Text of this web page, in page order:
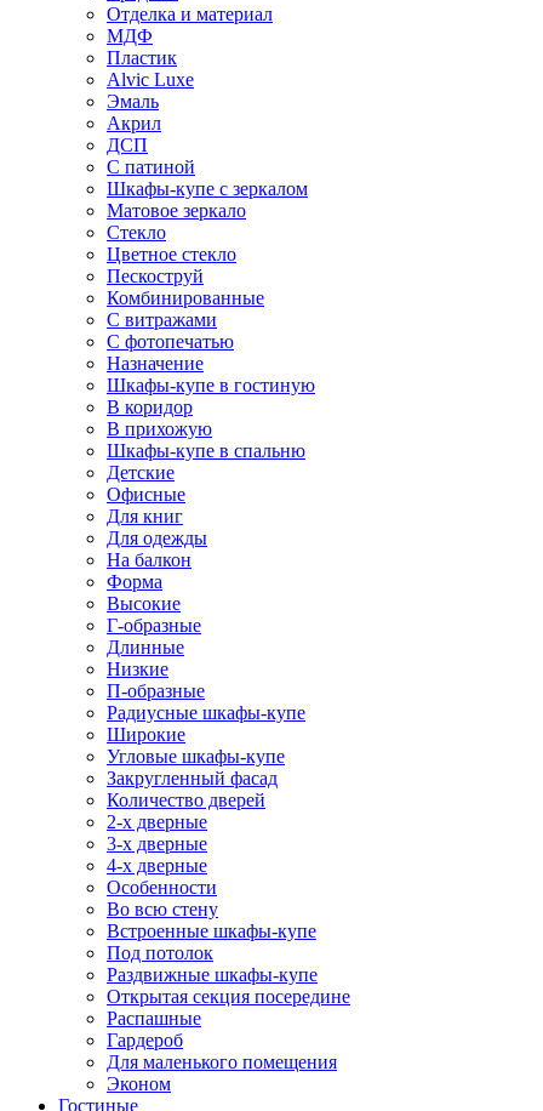
Отделка и материал
МДФ
Пластик
Alvic Luxe
Эмаль
Акрил
ДСП
С патиной
Шкафы-купе с зеркалом
Матовое зеркало
Стекло
Цветное стекло
Пескоструй
Комбинированные
С витражами
С фотопечатью
Назначение
Шкафы-купе в гостиную
В коридор
В прихожую
Шкафы-купе в спальню
Детские
Офисные
Для книг
Для одежды
На балкон
Форма
Высокие
Г-образные
Длинные
Низкие
П-образные
Радиусные шкафы-купе
Широкие
Угловые шкафы-купе
Закругленный фасад
Количество дверей
2-х дверные
3-х дверные
4-х дверные
Особенности
Во всю стену
Встроенные шкафы-купе
Под потолок
Раздвижные шкафы-купе
Открытая секция посередине
Распашные
Гардероб
Для маленького помещения
Эконом
Гостиные